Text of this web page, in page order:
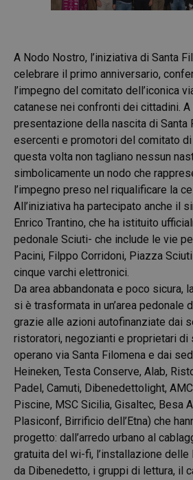
A Nodo Nostro, l’iniziativa di Santa
celebrare il primo anniversario,
l’impegno del comitato dell’iconica
catanese nei confronti dei cittadini. A
presentazione della nascita di Santa
esercenti e promotori del comitato di
questa volta non tagliano nessun
simbolicamente un nodo che
l’impegno preso nel riqualificare la
All’iniziativa ha partecipato anche il
Enrico Trantino, che ha istituito
pedonale Sciuti- che include le vie
Pacini, Filppo Corridoni, Piazza
cinque varchi elettronici.
Da area abbandonata e poco sicura,
si è trasformata in un’area pedonale
grazie alle azioni autofinanziate dai
ristoratori, negozianti e proprietari di
operano via Santa Filomena e dai
Heineken, Testa Conserve, Alab,
Padel, Camuti, Dibenedettolight,
Piscine, MSC Sicilia, Gisaltec, Besa
Plasiconf, Birrificio dell’Etna) che
progetto: dall’arredo urbano al
gratuita del wi-fi, l’installazione
da Dibenedetto, i gruppi di lettura, il